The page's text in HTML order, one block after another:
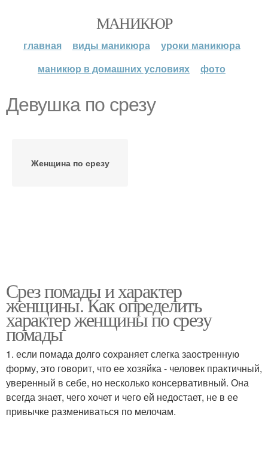
МАНИКЮР
главная виды маникюра
уроки маникюра
маникюр в домашних условиях
фото
Девушка по срезу
Женщина по срезу
Срез помады и характер
женщины. Как определить
характер женщины по срезу
помады
1. если помада долго сохраняет слегка заостренную
форму, это говорит, что ее хозяйка - человек практичный,
уверенный в себе, но несколько консервативный. Она
всегда знает, чего хочет и чего ей недостает, не в ее
привычке размениваться по мелочам.